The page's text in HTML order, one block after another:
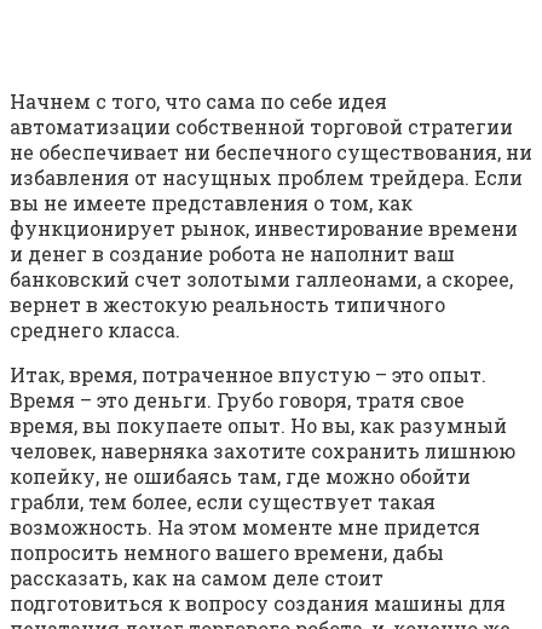
Начнем с того, что сама по себе идея
автоматизации собственной торговой стратегии
не обеспечивает ни беспечного существования, ни
избавления от насущных проблем трейдера. Если
вы не имеете представления о том, как
функционирует рынок, инвестирование времени
и денег в создание робота не наполнит ваш
банковский счет золотыми галлеонами, а скорее,
вернет в жестокую реальность типичного
среднего класса.
Итак, время, потраченное впустую – это опыт.
Время – это деньги. Грубо говоря, тратя свое
время, вы покупаете опыт. Но вы, как разумный
человек, наверняка захотите сохранить лишнюю
копейку, не ошибаясь там, где можно обойти
грабли, тем более, если существует такая
возможность. На этом моменте мне придется
попросить немного вашего времени, дабы
рассказать, как на самом деле стоит
подготовиться к вопросу создания машины для